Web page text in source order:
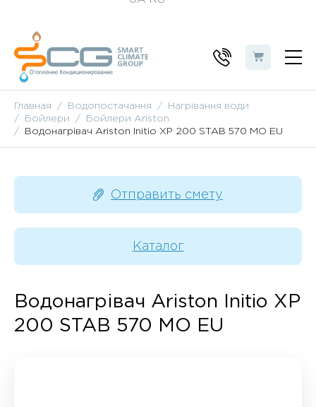
Главная Водопостачання
Нагрівання води
Бойлери
Бойлери Ariston
Водонагрівач Ariston Initio XP 200 STAB 570 MO EU
Отправить смету
Каталог
Водонагрівач Ariston Initio XP
200 STAB 570 MO EU